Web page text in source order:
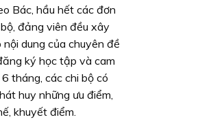
Bác, hầu hết các đơn
đảng viên đều xây
dung của chuyên đề
ký học tập và cam
tháng, các chi bộ có
huy những ưu điểm,
khuyết điểm.